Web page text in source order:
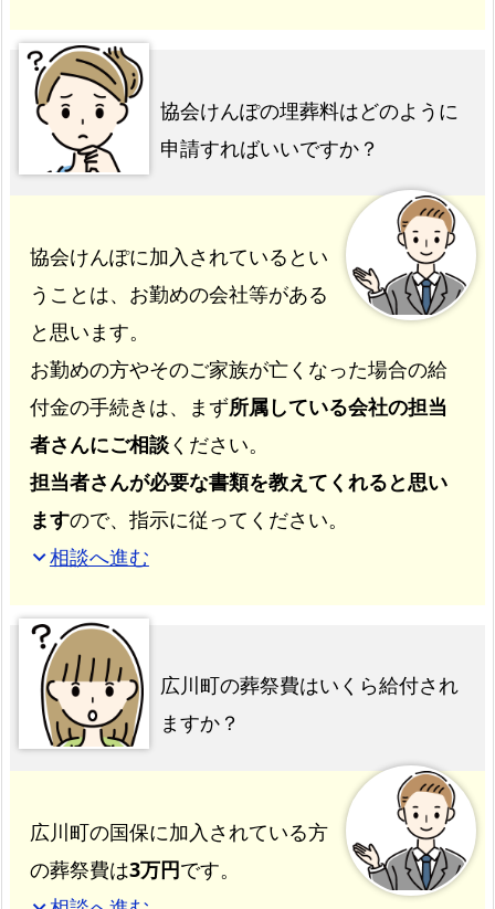
協会けんぽの埋葬料はどのように
申請すればいいですか？
協会けんぽに加入されているとい
うことは、お勤めの会社等がある
と思います。
お勤めの方やそのご家族が亡くなった場合の給
付金の手続きは、まず所属している会社の担当
者さんにご相談ください。
担当者さんが必要な書類を教えてくれると思い
ますので、指示に従ってください。
expand_more相談へ進む
広川町の葬祭費はいくら給付され
ますか？
広川町の国保に加入されている方
の葬祭費は3万円です。